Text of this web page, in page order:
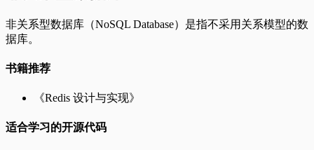
非关系型数据库（NoSQL Database）是指不采用关系模型的数
据库。
书籍推荐
《Redis 设计与实现》
适合学习的开源代码